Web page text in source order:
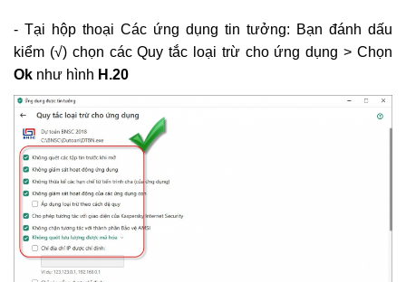
- Tại hộp thoại Các ứng dụng tin tưởng: Bạn đánh dấu
kiểm (√) chọn các Quy tắc loại trừ cho ứng dụng > Chọn
Ok như hình H.20